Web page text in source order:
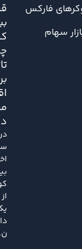
فارکس
سهام
بر
در
از